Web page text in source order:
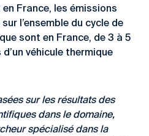
France, les émissions
l’ensemble du cycle de
sont en France, de 3 à 5
véhicule thermique
sur les résultats des
dans le domaine,
spécialisé dans la